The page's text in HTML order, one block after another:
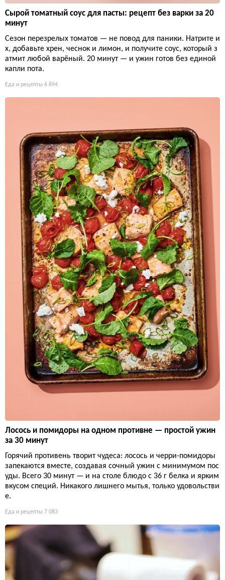
Сырой томатный соус для пасты: рецепт без варки за 20
минут
Сезон перезрелых томатов — не повод для паники. Натрите и
х, добавьте хрен, чеснок и лимон, и получите соус, который з
атмит любой варёный. 20 минут — и ужин готов без единой
капли пота.
Еда и рецепты 6 894
Лосось и помидоры на одном противне — простой ужин
за 30 минут
Горячий противень творит чудеса: лосось и черри-помидоры
запекаются вместе, создавая сочный ужин с минимумом пос
уды. Всего 30 минут — и на столе блюдо с 36 г белка и ярким
вкусом специй. Никакого лишнего мытья, только удовольстви
е.
Еда и рецепты 7 083